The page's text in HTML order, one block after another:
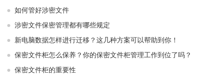
如何管好涉密文件
涉密文件保密管理都有哪些规定
新电脑数据怎样进行迁移？这几种方案可以帮助到你！
保密文件柜怎么保养？你的保密文件柜管理工作到位了吗？
保密文件柜的重要性